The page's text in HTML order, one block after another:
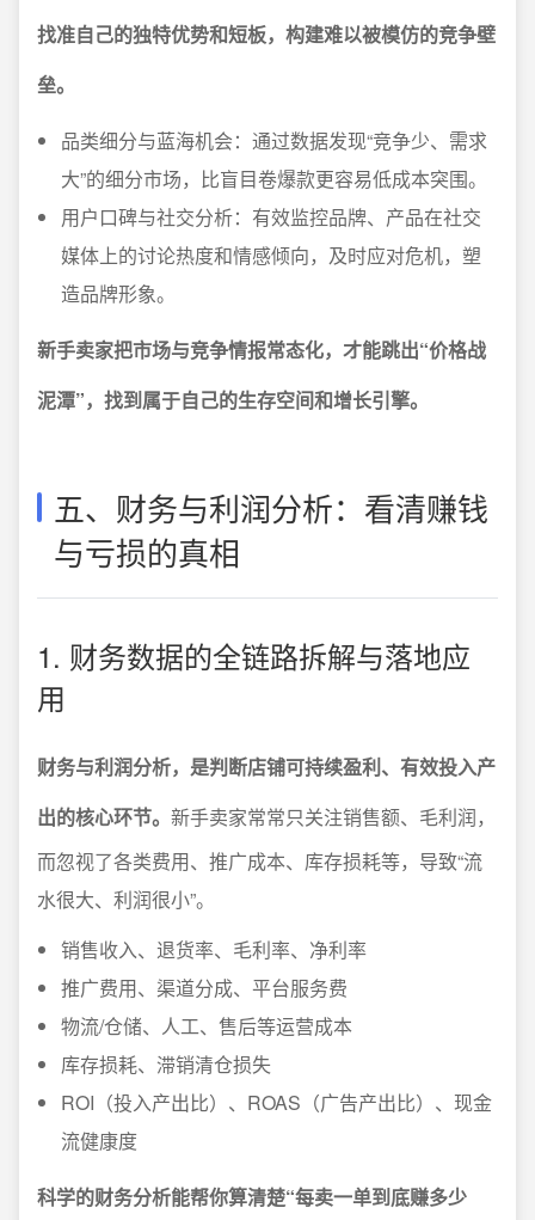
找准自己的独特优势和短板，构建难以被模仿的竞争壁
垒。
品类细分与蓝海机会：通过数据发现“竞争少、需求
大”的细分市场，比盲目卷爆款更容易低成本突围。
用户口碑与社交分析：有效监控品牌、产品在社交
媒体上的讨论热度和情感倾向，及时应对危机，塑
造品牌形象。
新手卖家把市场与竞争情报常态化，才能跳出“价格战
泥潭”，找到属于自己的生存空间和增长引擎。
五、财务与利润分析：看清赚钱
与亏损的真相
1. 财务数据的全链路拆解与落地应
用
财务与利润分析，是判断店铺可持续盈利、有效投入产
出的核心环节。 新手卖家常常只关注销售额、毛利润，
而忽视了各类费用、推广成本、库存损耗等，导致“流
水很大、利润很小”。
销售收入、退货率、毛利率、净利率
推广费用、渠道分成、平台服务费
物流/仓储、人工、售后等运营成本
库存损耗、滞销清仓损失
ROI（投入产出比）、ROAS（广告产出比）、现金
流健康度
科学的财务分析能帮你算清楚“每卖一单到底赚多少